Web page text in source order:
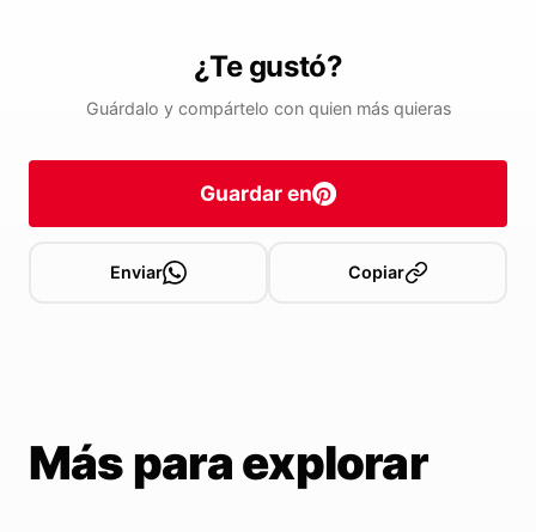
¿Te gustó?
Guárdalo y compártelo con quien más quieras
Guardar en
Enviar Copiar
Más para explorar